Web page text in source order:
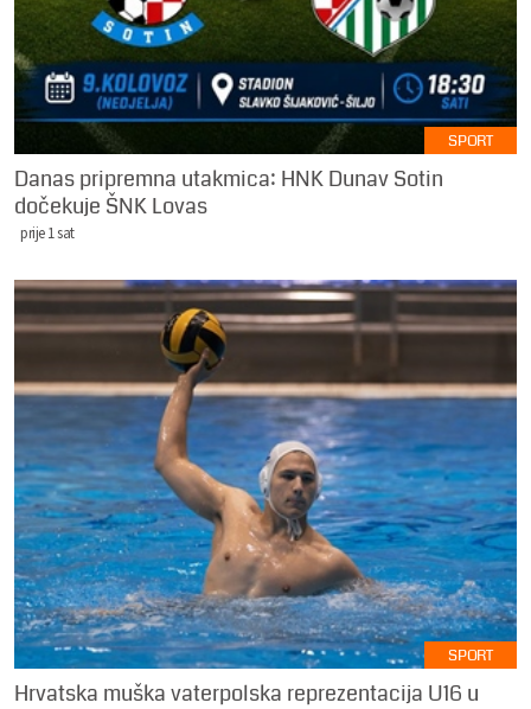
SPORT
Danas pripremna utakmica: HNK Dunav Sotin
dočekuje ŠNK Lovas
prije 1 sat
SPORT
Hrvatska muška vaterpolska reprezentacija U16 u